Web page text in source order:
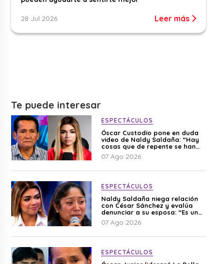
28 Jul 2026 Leer más
Te puede interesar
ESPECTÁCULOS
Óscar Custodio pone en duda
video de Naldy Saldaña: “Hay
cosas que de repente se han
editado”
07 Ago 2026
ESPECTÁCULOS
Naldy Saldaña niega relación
con César Sánchez y evalúa
denunciar a su esposa: “Es una
difamación”
07 Ago 2026
ESPECTÁCULOS